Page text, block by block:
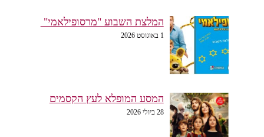
המלצת השבוע "מרסופילאמי"
1 באוגוסט 2026
המסע המופלא לעץ הקסמים
28 ביולי 2026